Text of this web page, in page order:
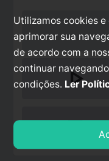
play_arrow
stop
Utilizamos cookies
aprimorar sua
de acordo com a
continuar
condições. Ler